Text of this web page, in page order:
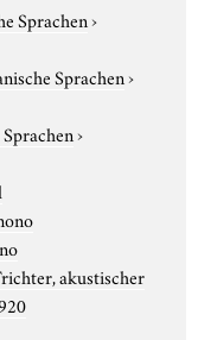
Sprachen›
Sprachen›
›
akustischer